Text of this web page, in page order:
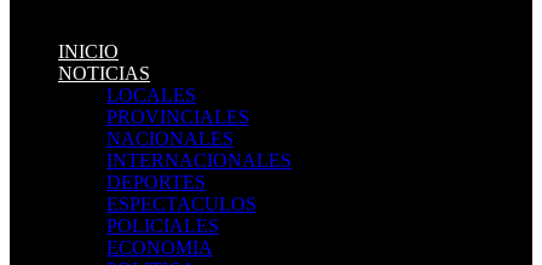
INICIO
NOTICIAS
LOCALES
PROVINCIALES
NACIONALES
INTERNACIONALES
DEPORTES
ESPECTACULOS
POLICIALES
ECONOMIA